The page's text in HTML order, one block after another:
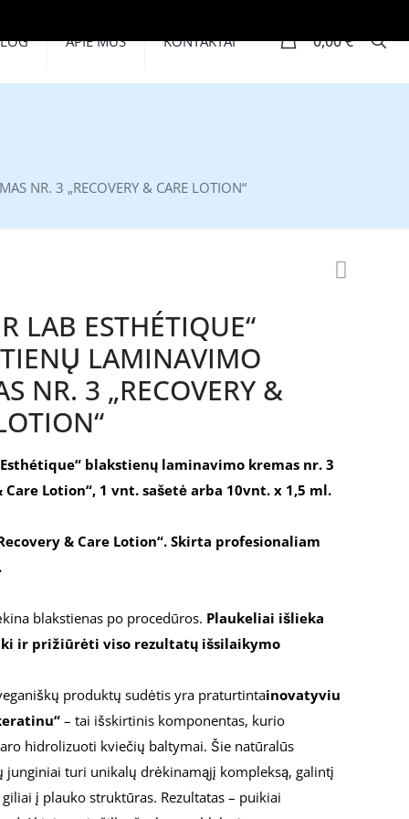
APIE MUS KONTAKTAI 0,00 €
NR. 3 „RECOVERY & CARE LOTION“
LAB ESTHÉTIQUE“
LAMINAVIMO
NR. 3 „RECOVERY &
blakstienų laminavimo kremas nr. 3
Care Lotion“, 1 vnt. sašetė arba 10vnt. x 1,5 ml.
& Care Lotion“. Skirta profesionaliam
blakstienas po procedūros. Plaukeliai išlieka
ir prižiūrėti viso rezultatų išsilaikymo
produktų sudėtis yra praturtintainovatyviu
– tai išskirtinis komponentas, kurio
hidrolizuoti kviečių baltymai. Šie natūralūs
junginiai turi unikalų drėkinamąjį kompleksą, galintį
į plauko struktūras. Rezultatas – puikiai